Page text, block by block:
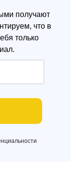
получают
что в
только